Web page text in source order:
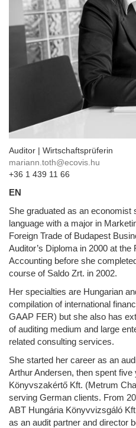
Auditor | Wirtschaftsprüferin
mariann.toth@ecovis.hu
+36 1 439 11 66
EN
She graduated as an economist
language with a major in
Foreign Trade of Budapest
Auditor’s Diploma in 2000 at
Accounting before she
course of Saldo Zrt. in 2002.
Her specialties are Hungarian
compilation of international
GAAP FER) but she also has
of auditing medium and large
related consulting services.
She started her career as an
Arthur Andersen, then spent
Könyvszakértő Kft. (Metrum
serving German clients. From
ABT Hungária Könyvvizsgáló
as an audit partner and director